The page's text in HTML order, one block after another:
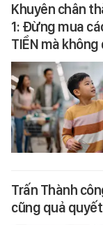
Khuyên chân
1: Đừng mua
TIỀN mà
Trấn Thành
cũng quả